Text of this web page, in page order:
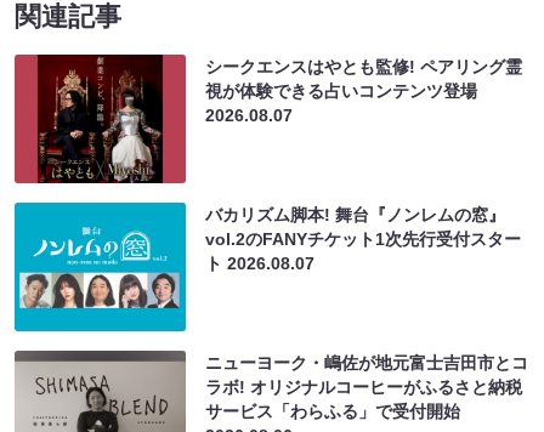
関連記事
シークエンスはやとも監修! ペアリング霊
視が体験できる占いコンテンツ登場
2026.08.07
バカリズム脚本! 舞台『ノンレムの窓』
vol.2のFANYチケット1次先行受付スター
ト2026.08.07
ニューヨーク・嶋佐が地元富士吉田市とコ
ラボ! オリジナルコーヒーがふるさと納税
サービス「わらふる」で受付開始